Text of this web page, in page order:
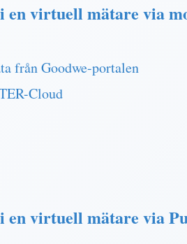
virtuell mätare via
från Goodwe-portalen
Cloud
virtuell mätare via